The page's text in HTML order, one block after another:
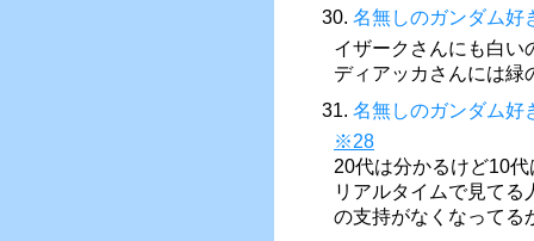
30. 名無しのガンダム好
イザークさんにも白い
ディアッカさんには緑
31. 名無しのガンダム好
※28
20代は分かるけど10
リアルタイムで見て
の支持がなくなってる